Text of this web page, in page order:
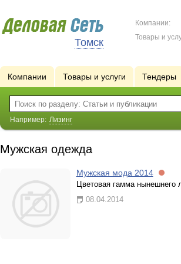
Томск
Компании:
Товары и
Компании Товары и услуги Тендеры
Например: Лизинг
Мужская одежда
Мужская мода 2014
Цветовая гамма нынешнего
08.04.2014